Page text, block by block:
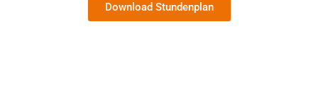
Download Stundenplan